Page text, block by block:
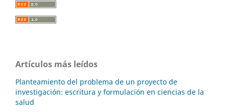
Artículos más leídos
Planteamiento del problema de un proyecto de
investigación: escritura y formulación en ciencias de la
salud